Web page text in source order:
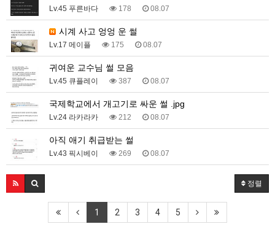
Lv.45 푸른바다 178 08.07
시계 사고 엉엉 운 썰
Lv.17 메이플 175 08.07
귀여운 교수님 썰 모음
Lv.45 큐플레이 387 08.07
국제학교에서 개고기로 싸운 썰 .jpg
Lv.24 라카라카 212 08.07
아직 애기 취급받는 썰
Lv.43 픽시베이 269 08.07
정렬
1 2 3 4 5